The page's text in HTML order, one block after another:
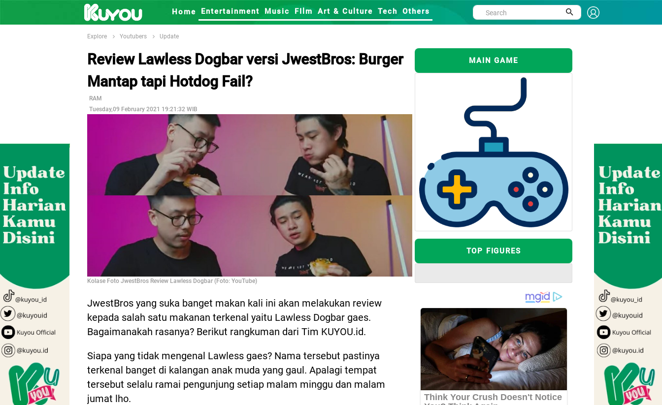
Home Entertainment Music FIlm Art & Culture Tech Others
Explore Youtubers Update
Review Lawless Dogbar versi JwestBros: Burger
Mantap tapi Hotdog Fail?
RAM
Tuesday,09 February 2021 19:21:32 WIB
Kolase Foto JwestBros Review Lawless Dogbar (Foto: YouTube)
JwestBros yang suka banget makan kali ini akan melakukan review
kepada salah satu makanan terkenal yaitu Lawless Dogbar gaes.
Bagaimanakah rasanya? Berikut rangkuman dari Tim KUYOU.id.
Siapa yang tidak mengenal Lawless gaes? Nama tersebut pastinya
terkenal banget di kalangan anak muda yang gaul. Apalagi tempat
tersebut selalu ramai pengunjung setiap malam minggu dan malam
jumat lho.
MAIN GAME
TOP FIGURES